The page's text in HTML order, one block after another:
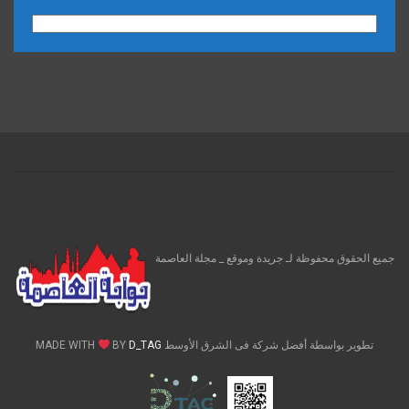
جميع الحقوق محفوظة لـ جريدة وموقع _ مجلة العاصمة
تطوير بواسطة أفضل شركة فى الشرق الأوسط MADE WITH BY D_TAG